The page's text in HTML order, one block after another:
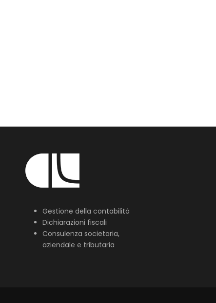
Gestione della contabilità
Dichiarazioni fiscali
Consulenza societaria,
aziendale e tributaria